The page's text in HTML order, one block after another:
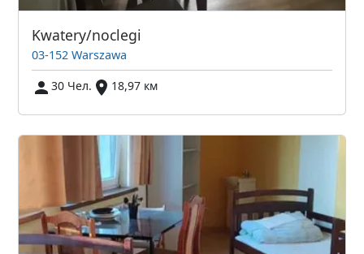
Kwatery/noclegi
03-152 Warszawa
30 Чел.
18,97 км